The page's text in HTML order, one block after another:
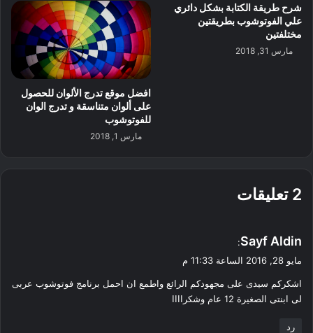
شرح طريقة الكتابة بشكل دائري
علي الفوتوشوب بطريقتين
مختلفتين
مارس 31, 2018
افضل موقع تدرج الألوان للحصول
على ألوان متناسقة و تدرج الوان
للفوتوشوب
مارس 1, 2018
‫2 تعليقات
ي
ل
Sayf Aldin
:
مايو 28, 2016 الساعة 11:33 م
اشكركم سيدى على مجهودكم الرائع واطمع ان احمل برنامج فوتوشوب عربى
لى ابنتى الصغيرة 12 عام وشكراااا
رد